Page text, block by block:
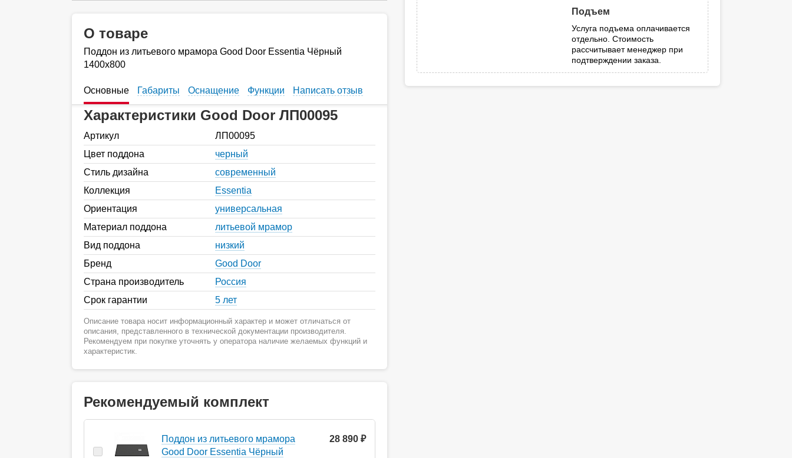
Подъем
Услуга подъема оплачивается
отдельно. Стоимость
рассчитывает менеджер при
подтверждении заказа.
О товаре
Поддон из литьевого мрамора Good Door Essentia Чёрный
1400x800
Основные Габариты Оснащение Функции Написать отзыв
Характеристики Good Door ЛП00095
Артикул
ЛП00095
Цвет поддона
черный
Стиль дизайна
современный
Коллекция
Essentia
Ориентация
универсальная
Материал поддона
литьевой мрамор
Вид поддона
низкий
Бренд
Good Door
Страна производитель
Россия
Срок гарантии
5 лет
Описание товара носит информационный характер и может отличаться от
описания, представленного в технической документации производителя.
Рекомендуем при покупке уточнять у оператора наличие желаемых функций и
характеристик.
Рекомендуемый комплект
Поддон из литьевого мрамора
Good Door Essentia Чёрный
28 890 ₽